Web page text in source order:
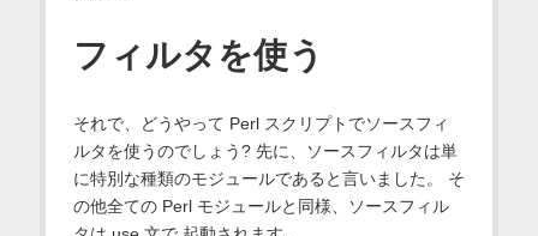
フィルタを使う
それで、どうやって Perl スクリプトでソースフィ
ルタを使うのでしょう? 先に、ソースフィルタは単
に特別な種類のモジュールであると言いました。 そ
の他全ての Perl モジュールと同様、ソースフィル